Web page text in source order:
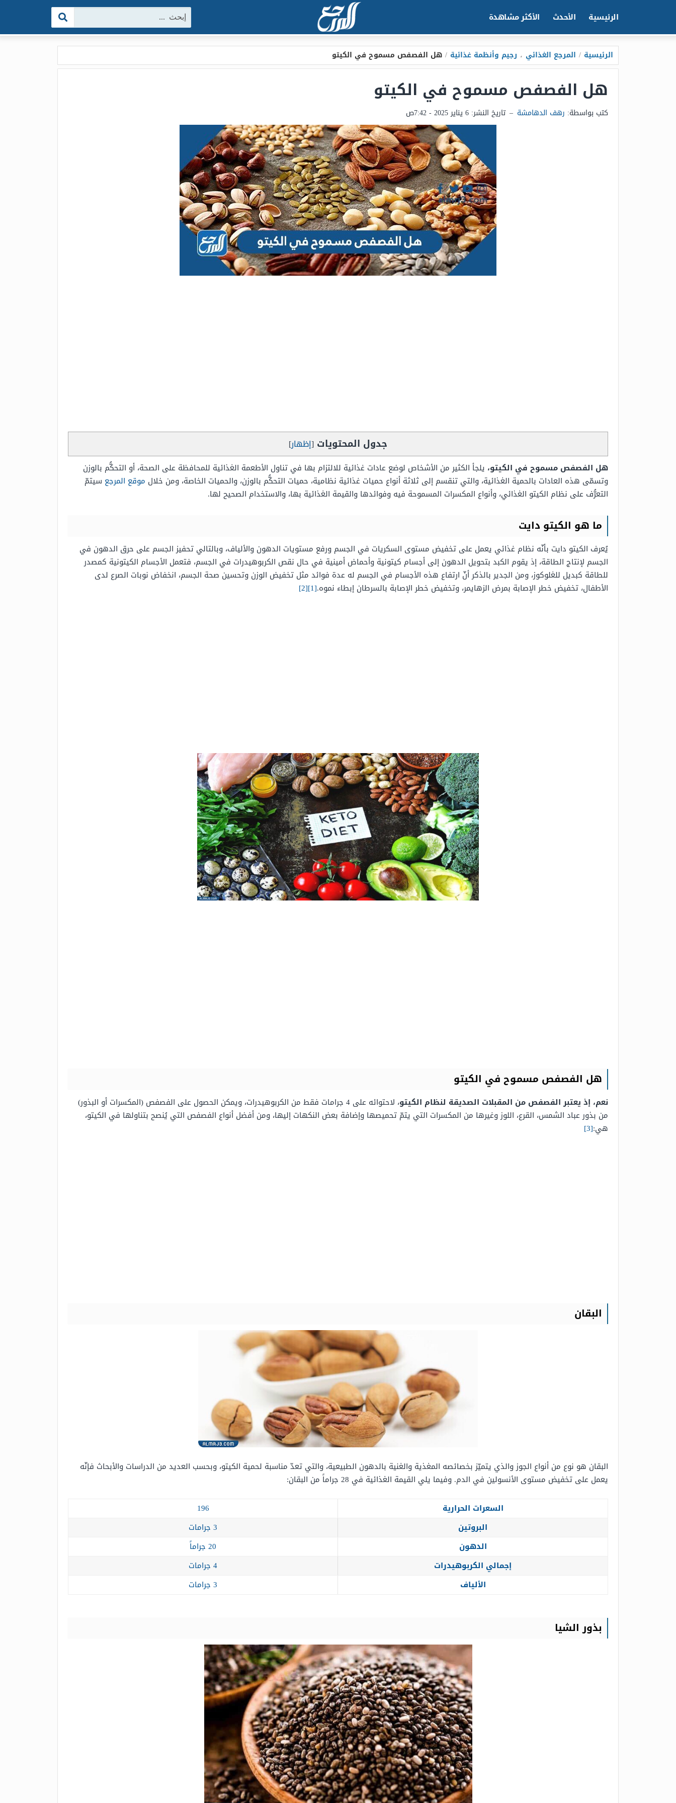
الرئيسية الأحدث الأكثر مشاهدة البحث:
الرئيسية / المرجع الغذائي ، رجيم وأنظمة غذائية / هل الفصفص مسموح في الكيتو
هل الفصفص مسموح في الكيتو
كتب بواسطة: رهف الدهامشة – تاريخ النشر: 6 يناير 2025 - 7:42ص
جدول المحتويات [إظهار]
هل الفصفص مسموح في الكيتو، يلجأ الكثير من الأشخاص لوضع عادات غذائية للالتزام بها في تناول الأطعمة الغذائية للمحافظة على الصحة، أو التحكُّم بالوزن
وتسمّى هذه العادات بالحمية الغذائية، والتي تنقسم إلى ثلاثة أنواع حميات غذائية نظامية، حميات التحكُّم بالوزن، والحميات الخاصة، ومن خلال موقع المرجع سيتمّ
التعرُّف على نظام الكيتو الغذائي، وأنواع المكسرات المسموحة فيه وفوائدها والقيمة الغذائية بها، والاستخدام الصحيح لها.
ما هو الكيتو دايت
يُعرف الكيتو دايت بأنّه نظام غذائي يعمل على تخفيض مستوى السكريات في الجسم ورفع مستويات الدهون والألياف، وبالتالي تحفيز الجسم على حرق الدهون في
الجسم لإنتاج الطاقة، إذ يقوم الكبد بتحويل الدهون إلى أجسام كيتونية وأحماض أمينية في حال نقص الكربوهيدرات في الجسم، فتعمل الأجسام الكيتونية كمصدر
للطاقة كبديل للغلوكوز، ومن الجدير بالذكر أنّ ارتفاع هذه الأجسام في الجسم له عدة فوائد مثل تخفيض الوزن وتحسين صحة الجسم، انخفاض نوبات الصرع لدى
الأطفال، تخفيض خطر الإصابة بمرض الزهايمر، وتخفيض خطر الإصابة بالسرطان إبطاء نموه.[1]
[2]
هل الفصفص مسموح في الكيتو
نعم، إذ يعتبر الفصفص من المقبلات الصديقة لنظام الكيتو
، لاحتوائه على 4 جرامات فقط من الكربوهيدرات، ويمكن الحصول على الفصفص (المكسرات أو البذور)
من بذور عباد الشمس، القرع، اللوز وغيرها من المكسرات التي يتمّ تحميصها وإضافة بعض النكهات إليها، ومن أفضل أنواع الفصفص التي يُنصح بتناولها في الكيتو،
هي:[3]
البقان
البقان هو نوع من أنواع الجوز والذي يتميّز بخصائصه المغذية والغنية بالدهون الطبيعية، والتي تعدّ مناسبة لحمية الكيتو، وبحسب العديد من الدراسات والأبحاث فإنّه
يعمل على تخفيض مستوى الأنسولين في الدم. وفيما يلي القيمة الغذائية في 28 جراماً من البقان:
السعرات الحرارية
196
البروتين
3 جرامات
الدهون
20 جراماً
إجمالي الكربوهيدرات
4 جرامات
الألياف
3 جرامات
بذور الشيا